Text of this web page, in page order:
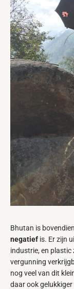
Bhutan is
negatief is. Er zijn
industrie, en plastic
vergunning
nog veel van dit
daar ook gelukkiger